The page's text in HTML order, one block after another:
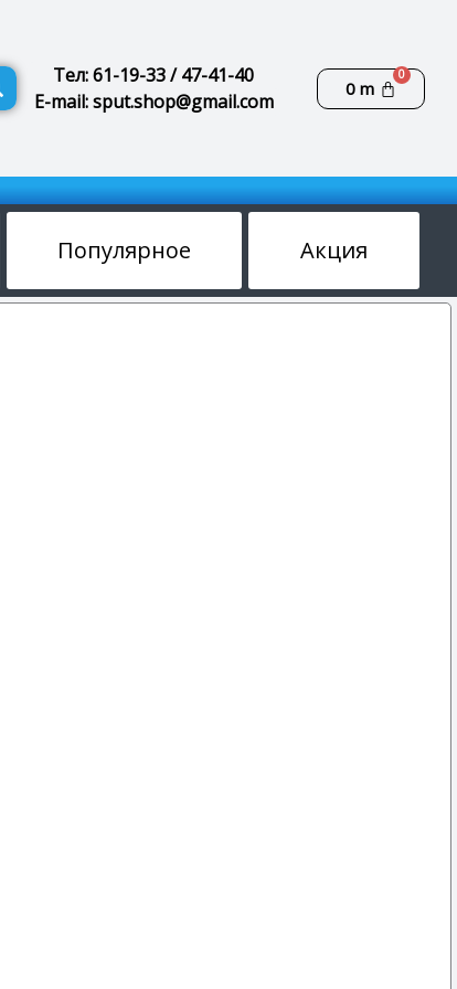
ПоискТел: 61-19-33 / 47-41-40
E-mail: sput.shop@gmail.com
0m
Популярное Акция